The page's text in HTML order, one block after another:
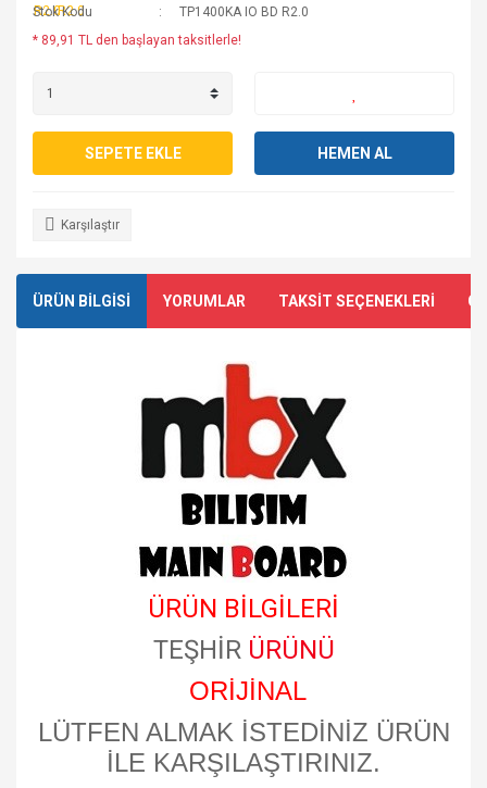
Stok Kodu
TP1400KA IO BD R2.0
* 89,91 TL den başlayan taksitlerle!
SEPETE EKLE HEMEN AL
Karşılaştır
ÜRÜN BİLGİSİ YORUMLAR TAKSİT SEÇENEKLERİ
ÜRÜN BİLGİLERİ
TEŞHİR ÜRÜNÜ
ORİJİNAL
LÜTFEN ALMAK İSTEDİNİZ ÜRÜN
İLE KARŞILAŞTIRINIZ.